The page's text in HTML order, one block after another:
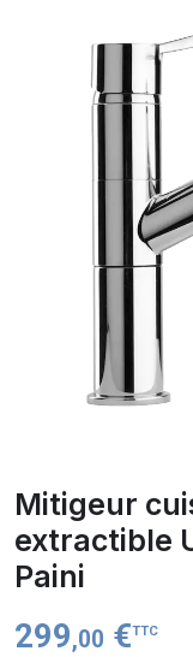
Mitigeur
extractible
Paini
299,00 €TTC